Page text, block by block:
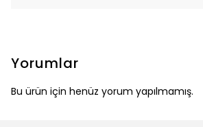
Yorumlar
Bu ürün için henüz yorum yapılmamış.